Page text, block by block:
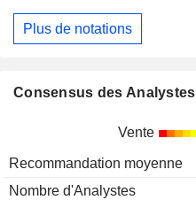
Plus de notations
Consensus des Analystes
Vente
Recommandation moyenne
Nombre d'Analystes